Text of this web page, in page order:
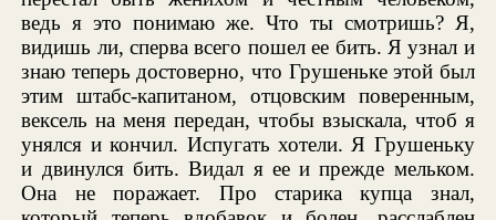
ведь я это понимаю же. Что ты смотришь? Я,
видишь ли, сперва всего пошел ее бить. Я узнал и
знаю теперь достоверно, что Грушеньке этой был
этим штабс-капитаном, отцовским поверенным,
вексель на меня передан, чтобы взыскала, чтоб я
унялся и кончил. Испугать хотели. Я Грушеньку
и двинулся бить. Видал я ее и прежде мельком.
Она не поражает. Про старика купца знал,